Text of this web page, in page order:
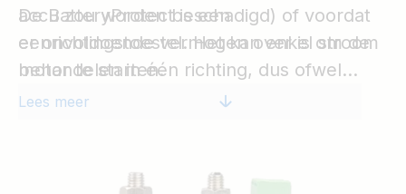
SmartShunt
accu zou worden beschadigd) of voordat
er onvoldoende vermogen over is om de
motor te starten.
De BatteryProtect is een
eenrichtingstoestel. Het kan enkel stroom
behandelen in één richting, dus ofwel
stroom naar een lading of stroom van een
enkel vloeien van de Accuklem naar de
Lees meer